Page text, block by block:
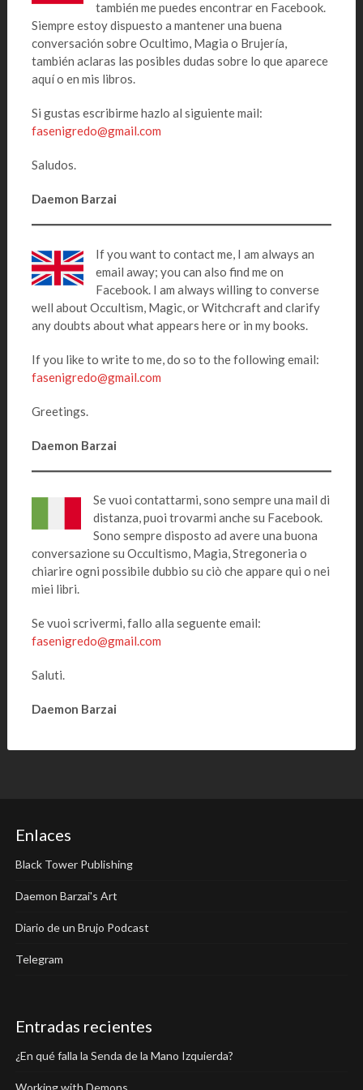
también me puedes encontrar en Facebook.
Siempre estoy dispuesto a mantener una buena
conversación sobre Ocultimo, Magia o Brujería,
también aclaras las posibles dudas sobre lo que aparece
aquí o en mis libros.
Si gustas escribirme hazlo al siguiente mail:
fasenigredo@gmail.com
Saludos.
Daemon Barzai
If you want to contact me, I am always an
email away; you can also find me on
Facebook. I am always willing to converse
well about Occultism, Magic, or Witchcraft and clarify
any doubts about what appears here or in my books.
If you like to write to me, do so to the following email:
fasenigredo@gmail.com
Greetings.
Daemon Barzai
Se vuoi contattarmi, sono sempre una mail di
distanza, puoi trovarmi anche su Facebook.
Sono sempre disposto ad avere una buona
conversazione su Occultismo, Magia, Stregoneria o
chiarire ogni possibile dubbio su ciò che appare qui o nei
miei libri.
Se vuoi scrivermi, fallo alla seguente email:
fasenigredo@gmail.com
Saluti.
Daemon Barzai
Enlaces
Black Tower Publishing
Daemon Barzai's Art
Diario de un Brujo Podcast
Telegram
Entradas recientes
¿En qué falla la Senda de la Mano Izquierda?
Working with Demons